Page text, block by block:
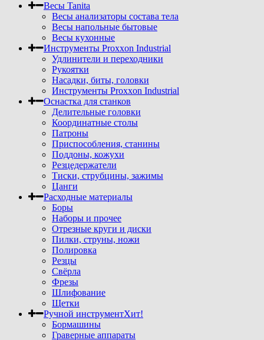
Весы Tanita
Весы анализаторы состава тела
Весы напольные бытовые
Весы кухонные
Инструменты Proxxon Industrial
Удлинители и переходники
Рукоятки
Насадки, биты, головки
Инструменты Proxxon Industrial
Оснастка для станков
Делительные головки
Координатные столы
Патроны
Приспособления, станины
Поддоны, кожухи
Резцедержатели
Тиски, струбцины, зажимы
Цанги
Расходные материалы
Боры
Наборы и прочее
Отрезные круги и диски
Пилки, струны, ножи
Полировка
Резцы
Свёрла
Фрезы
Шлифование
Щетки
Ручной инструментХит!
Бормашины
Граверные аппараты